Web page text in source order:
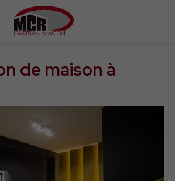
de maison à